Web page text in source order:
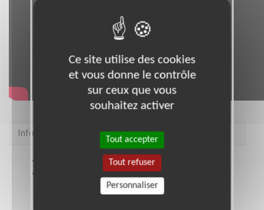
Infos pratiques
https://snc.asso.fr/
STRASBOURG (67000)
Ce site utilise des cookies
et vous donne le contrôle
sur ceux que vous
souhaitez activer
Tout accepter
Tout refuser
Personnaliser